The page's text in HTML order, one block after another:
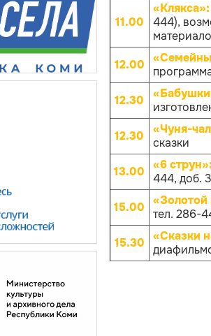
11.00
«Клякса»:
444),
12.00
12.30
12.30 «Чуня-
сказки
13.00 «6 струн»:
444, доб.
15.00 «Золотой
тел. 286-
15.30 «Сказки